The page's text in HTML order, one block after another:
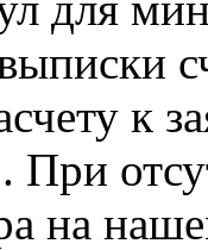
к
на